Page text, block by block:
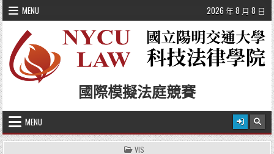
Skip to content
MENU 2026 年 8 月 8 日
國際模擬法庭競賽
MENU
POSTED IN
VIS